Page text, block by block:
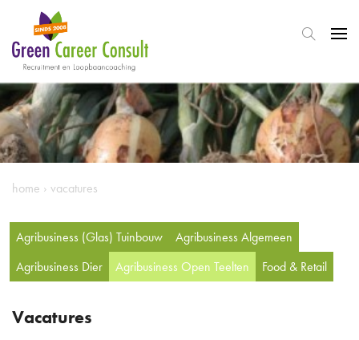
home › vacatures
Agribusiness (Glas) Tuinbouw
Agribusiness Algemeen
Agribusiness Dier
Agribusiness Open Teelten Food & Retail
Vacatures